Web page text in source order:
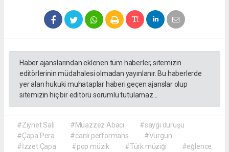
Haber ajanslarından eklenen tüm haberler, sitemizin
editörlerinin müdahalesi olmadan yayınlanır. Bu haberlerde
yer alan hukuki muhataplar haberi geçen ajanslar olup
sitemizin hiç bir editörü sorumlu tutulamaz...
#Ziynet Sali #Muazzez Abacı
#saygı duruşu
#Çapa Pera
#canlı performans
#Vurgun
#İzzet Çapa
#pop müzik #Türk müziği #eğlence